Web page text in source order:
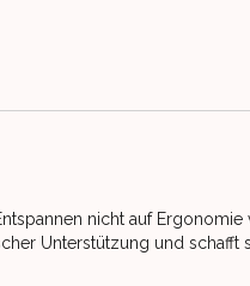
nicht auf
Unterstützung und schafft